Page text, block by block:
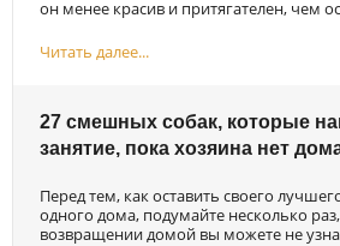
он менее красив и притягателен, чем
Читать далее...
27 смешных собак, которые
занятие, пока хозяина нет
Перед тем, как оставить своего
одного дома, подумайте несколько
возвращении домой вы можете не